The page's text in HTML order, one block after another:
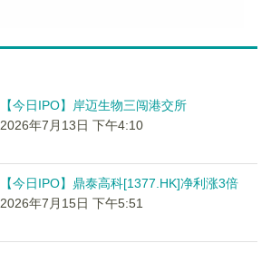
【今日IPO】岸迈生物三闯港交所
2026年7月13日 下午4:10
【今日IPO】鼎泰高科[1377.HK]净利涨3倍
2026年7月15日 下午5:51